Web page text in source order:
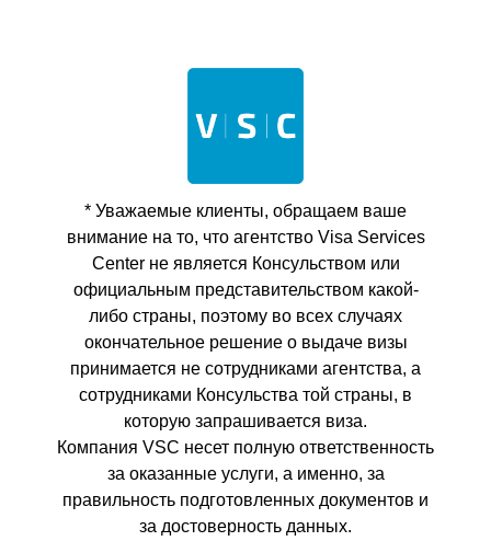
* Уважаемые клиенты, обращаем ваше
внимание на то, что агентство Visa Services
Center не является Консульством или
официальным представительством какой-
либо страны, поэтому во всех случаях
окончательное решение о выдаче визы
принимается не сотрудниками агентства, а
сотрудниками Консульства той страны, в
которую запрашивается виза.
Компания VSC несет полную ответственность
за оказанные услуги, а именно, за
правильность подготовленных документов и
за достоверность данных.